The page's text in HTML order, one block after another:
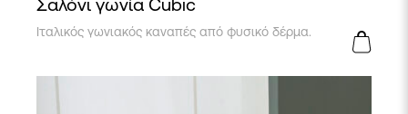
Ιταλικός γωνιακός καναπές από φυσικό δέρμα.